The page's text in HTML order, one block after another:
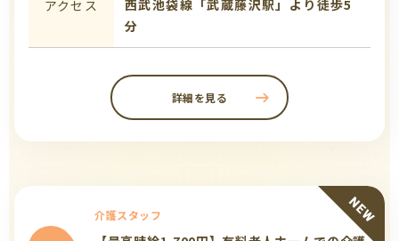
アクセス
西武池袋線「武蔵藤沢駅」より徒歩5
分
詳細を見る
介護スタッフ